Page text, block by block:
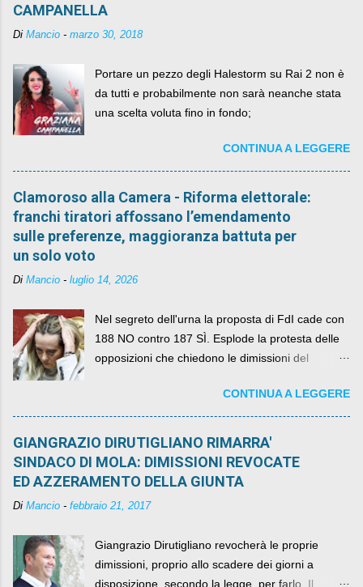
CAMPANELLA
Di Mancio - marzo 30, 2018
Portare un pezzo degli Halestorm su Rai 2 non è
da tutti e probabilmente non sarà neanche stata
una scelta voluta fino in fondo;
CONTINUA A LEGGERE
Clamoroso alla Camera - Riforma elettorale:
franchi tiratori affossano l’emendamento
sulle preferenze, maggioranza battuta per
un solo voto
Di Mancio - luglio 14, 2026
Nel segreto dell'urna la proposta di FdI cade con
188 NO contro 187 SÌ. Esplode la protesta delle
opposizioni che chiedono le dimissioni del
CONTINUA A LEGGERE
GIANGRAZIO DIRUTIGLIANO RIMARRA'
SINDACO DI MOLA: DIMISSIONI REVOCATE
ED AZZERAMENTO DELLA GIUNTA
Di Mancio - febbraio 21, 2017
Giangrazio Dirutigliano revocherà le proprie
dimissioni, proprio allo scadere dei giorni a
disposizione, secondo la legge, per farlo. Il